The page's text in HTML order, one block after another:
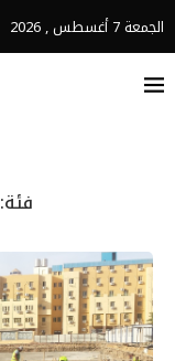
الجمعة 7 أغسطس , 2026
فئة: